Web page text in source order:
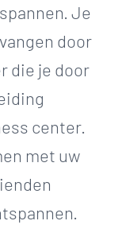
Je
door
die je door
center.
met uw